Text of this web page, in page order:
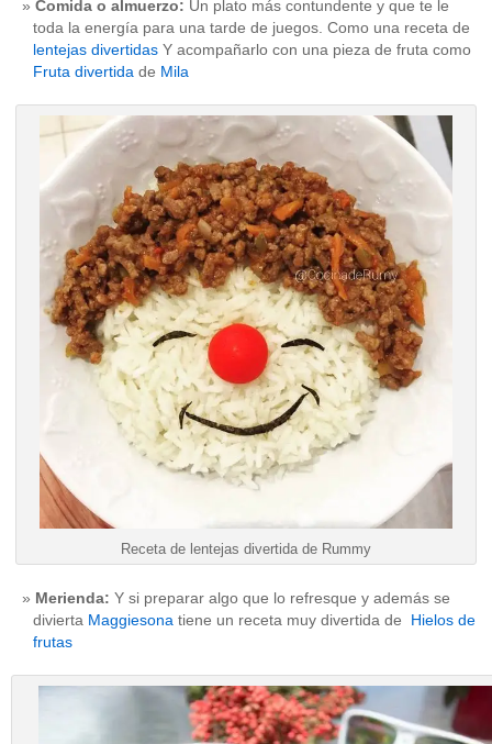
Comida o almuerzo: Un plato más contundente y que te le
toda la energía para una tarde de juegos. Como una receta de
lentejas divertidas Y acompañarlo con una pieza de fruta como
Fruta divertida de Mila
Receta de lentejas divertida de Rummy
Merienda: Y si preparar algo que lo refresque y además se
divierta Maggiesona tiene un receta muy divertida de Hielos de
frutas